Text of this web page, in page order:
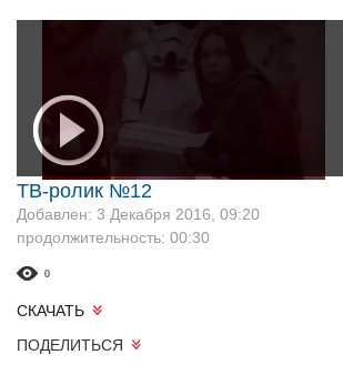
ТВ-ролик №12
Добавлен: 3 Декабря 2016, 09:20
продолжительность: 00:30
0
СКАЧАТЬ
ПОДЕЛИТЬСЯ